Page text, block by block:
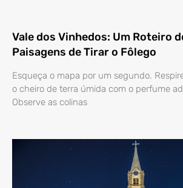
Vale dos Vinhedos: Um Roteiro
Paisagens de Tirar o Fôlego
Esqueça o mapa por um segundo.
o cheiro de terra úmida com o perfume
Observe as colinas